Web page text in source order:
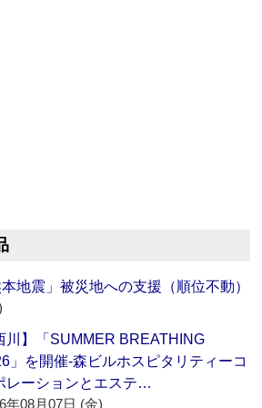
地震」被災地への支援（順位不動）
川】「SUMMER BREATHING
」を開催‐森ビルホスピタリティーコ
レーションとエステ…
年08月07日 (金)